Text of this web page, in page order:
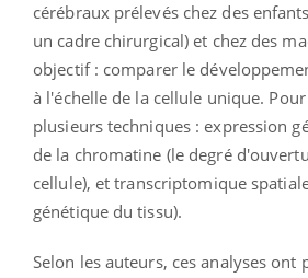
cérébraux prélevés chez des
un cadre chirurgical) et chez des
objectif : comparer le
à l'échelle de la cellule unique.
plusieurs techniques : expression
de la chromatine (le degré
cellule), et transcriptomique
génétique du tissu).
Selon les auteurs, ces analyses ont